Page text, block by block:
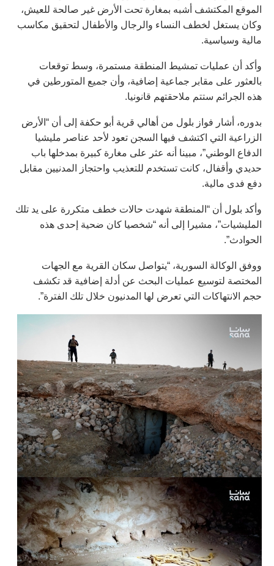
الموقع المكتشف أشبه بمغارة تحت الأرض غير صالحة للعيش،
وكان يستغل لخطف النساء والرجال والأطفال لتحقيق مكاسب
مالية وسياسية.
وأكد أن عمليات تمشيط المنطقة مستمرة، وسط توقعات
بالعثور على مقابر جماعية إضافية، وأن جميع المتورطين في
هذه الجرائم ستتم ملاحقتهم قانونيا.
بدوره، أشار فواز بلول من أهالي قرية أبو حكفة إلى أن “الأرض
الزراعية التي اكتشف فيها السجن تعود لأحد عناصر مليشيا
الدفاع الوطني”، مبينا أنه عثر على مغارة كبيرة بمدخلها باب
حديدي وأقفال، كانت تستخدم للتعذيب واحتجاز المدنيين مقابل
دفع فدى مالية.
وأكد بلول أن “المنطقة شهدت حالات خطف متكررة على يد تلك
المليشيات”، مشيرا إلى أنه “شخصيا كان ضحية إحدى هذه
الحوادث”.
ووفق الوكالة السورية، “يتواصل سكان القرية مع الجهات
المختصة لتوسيع عمليات البحث عن أدلة إضافية قد تكشف
حجم الانتهاكات التي تعرض لها المدنيون خلال تلك الفترة”.